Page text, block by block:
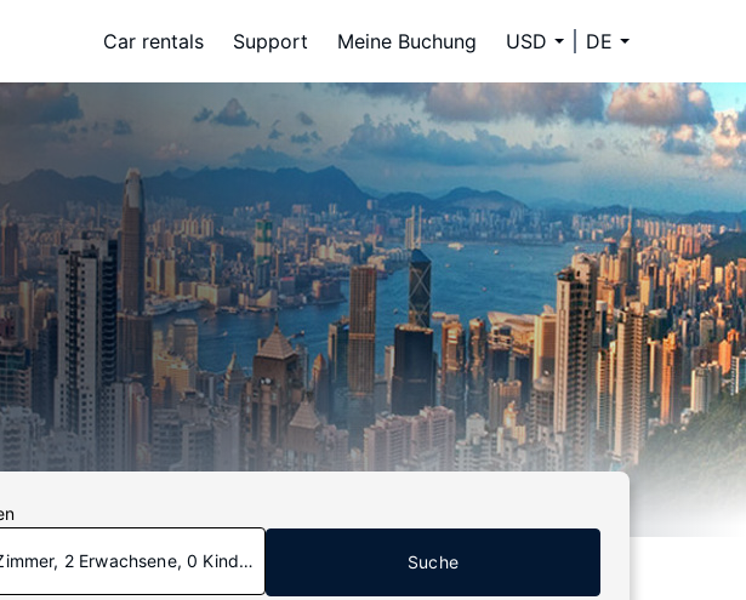
Car rentals Support Meine Buchung USD DE
2 Erwachsene, 0 Kinder Suche